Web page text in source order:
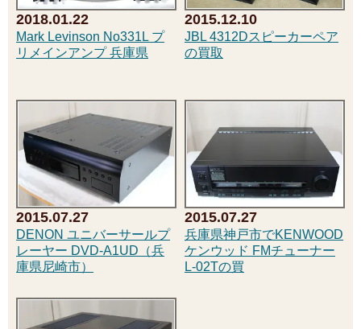
2018.01.22
Mark Levinson No331L プ
リメインアンプ 兵庫県
2015.12.10
JBL 4312Dスピーカーペア
の買取
2015.07.27
DENON ユニバーサールプ
レーヤー DVD-A1UD（兵
庫県尼崎市）
2015.07.27
兵庫県神戸市でKENWOOD
ケンウッド FMチューナー
L-02Tの買